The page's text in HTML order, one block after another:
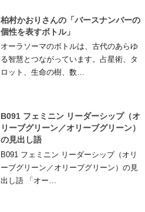
柏村かおりさんの「バースナンバーの
個性を表すボトル」
オーラソーマのボトルは、古代のあらゆ
る智慧とつながっています。占星術、タ
ロット、生命の樹、数…
B091 フェミニン リーダーシップ（オ
リーブグリーン／オリーブグリーン）
の見出し語
B091 フェミニン リーダーシップ（オリ
ーブグリーン／オリーブグリーン）の見
出し語 「オー…